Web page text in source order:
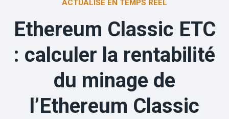
ACTUALISÉ EN TEMPS RÉEL
Ethereum Classic ETC
: calculer la rentabilité
du minage de
l’Ethereum Classic